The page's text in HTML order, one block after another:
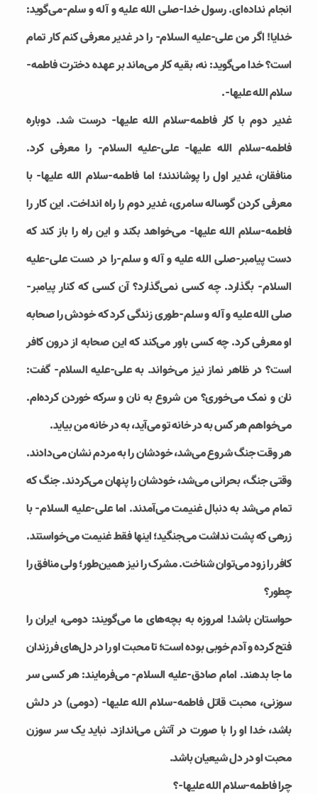
انجام نداده‌ای. رسول خدا-صلی الله علیه و آله و سلم-می‌گوید:
خدایا! اگر من علی-علیه السلام- را در غدیر معرفی کنم کار تمام
است؟ خدا می‌گوید: نه، بقیه کار می‌ماند بر عهده دخترت فاطمه-
سلام الله علیها-.
غدیر دوم با کار فاطمه-سلام الله علیها- درست شد. دوباره
فاطمه-سلام الله علیها- علی-علیه السلام- را معرفی کرد.
منافقان، غدیر اول را پوشاندند؛ اما فاطمه-سلام الله علیها- با
معرفی کردن گوساله سامری، غدیر دوم را راه انداخت. این کار را
فاطمه-سلام الله علیها- می‌خواهد بکند و این راه را باز کند که
دست پیامبر-صلی الله علیه و آله و سلم-را در دست علی-علیه
السلام- بگذارد. چه کسی نمی‌گذارد؟ آن کسی که کنار پیامبر-
صلی الله علیه و آله و سلم-طوری زندگی کرد که خودش را صحابه
او معرفی کرد. چه کسی باور می‌کند که این صحابه از درون کافر
است؟ در ظاهر نماز نیز می‌خواند. به علی-علیه السلام- گفت:
نان و نمک می‌خوری؟ من شروع به نان و سرکه خوردن کرده‌ام.
می‌خواهم هر کس به در خانه تو می‌آید، به در خانه من بیاید.
هر وقت جنگ شروع می‌شد، خودشان را به مردم نشان می‌دادند.
وقتی جنگ، بحرانی می‌شد، خودشان را پنهان می‌کردند. جنگ که
تمام می‌شد به دنبال غنیمت می‌آمدند. اما علی-علیه السلام- با
زرهی که پشت نداشت می‌جنگید؛ اینها فقط غنیمت می‌خواستند.
کافر را زود می‌توان شناخت. مشرک را نیز همین‌طور؛ ولی منافق را
چطور؟
حواستان باشد! امروزه به بچه‌های ما می‌گویند: دومی، ایران را
فتح کرده و آدم خوبی بوده است؛ تا محبت او را در دل‌های فرزندان
ما جا بدهند. امام صادق-علیه السلام- می‌فرمایند: هر کسی سر
سوزنی، محبت قاتل فاطمه-سلام الله علیها- (دومی) در دلش
باشد، خدا او را با صورت در آتش می‌اندازد. نباید یک سر سوزن
محبت او در دل شیعیان باشد.
چرا فاطمه-سلام الله علیها-؟